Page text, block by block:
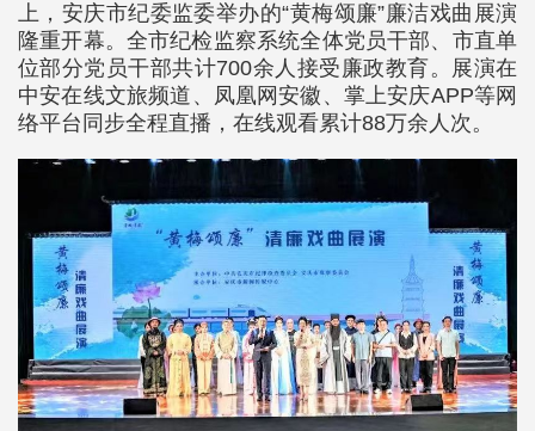
上，安庆市纪委监委举办的“黄梅颂廉”廉洁戏曲展演
隆重开幕。全市纪检监察系统全体党员干部、市直单
位部分党员干部共计700余人接受廉政教育。展演在
中安在线文旅频道、凤凰网安徽、掌上安庆APP等网
络平台同步全程直播，在线观看累计88万余人次。